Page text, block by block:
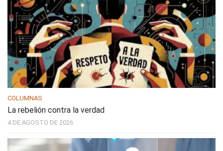
COLUMNAS
La rebelión contra la verdad
4 DE AGOSTO DE 2026